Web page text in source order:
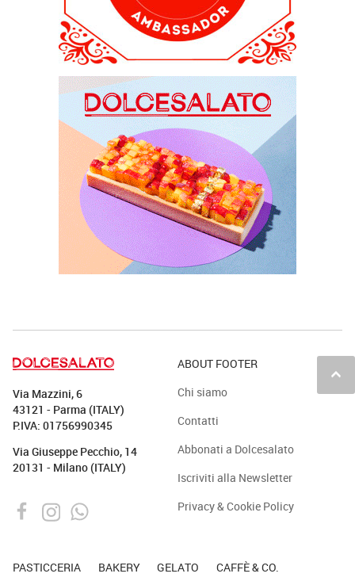
keyboard_arrow_up
Via Mazzini, 6
43121 - Parma (ITALY)
P.IVA: 01756990345
Via Giuseppe Pecchio, 14
20131 - Milano (ITALY)
ABOUT FOOTER
Chi siamo
Contatti
Abbonati a Dolcesalato
Iscriviti alla Newsletter
Privacy & Cookie Policy
PASTICCERIA BAKERY GELATO CAFFÈ & CO.